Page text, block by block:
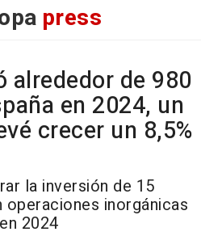
press
de 980
en 2024, un
crecer un 8,5%
la inversión de 15
inorgánicas
2024